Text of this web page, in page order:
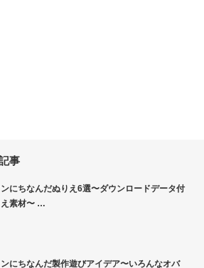
事
にちなんだぬりえ6選〜ダウンロードデータ付
素材〜
にちなんだ製作遊びアイデア〜いろんなオバ